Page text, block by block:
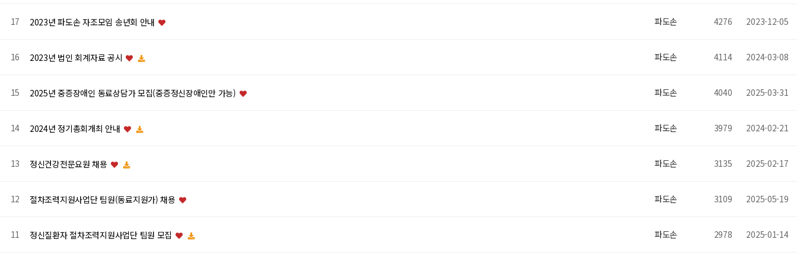
17 2023년 파도손 자조모임 송년회 안내 파도손 4276 2023-12-05
16 2023년 법인 회계자료 공시 파도손 4114 2024-03-08
15 2025년 중증장애인 동료상담가 모집(중증정신장애인만 가능) 파도손 4040 2025-03-31
14 2024년 정기총회개최 안내 파도손 3979 2024-02-21
13 정신건강전문요원 채용 파도손 3135 2025-02-17
12 절차조력지원사업단 팀원(동료지원가) 채용 파도손 3109 2025-05-19
11 정신질환자 절차조력지원사업단 팀원 모집 파도손 2978 2025-01-14